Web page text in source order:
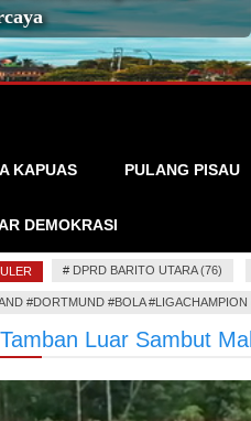
KAPUAS PULANG PISAU
DEMOKRASI
# DPRD BARITO UTARA (76)
#DORTMUND #BOLA #LIGACHAMPION
Luar Sambut